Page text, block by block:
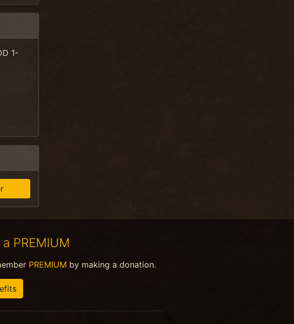
1-
PREMIUM
PREMIUM by making a donation.